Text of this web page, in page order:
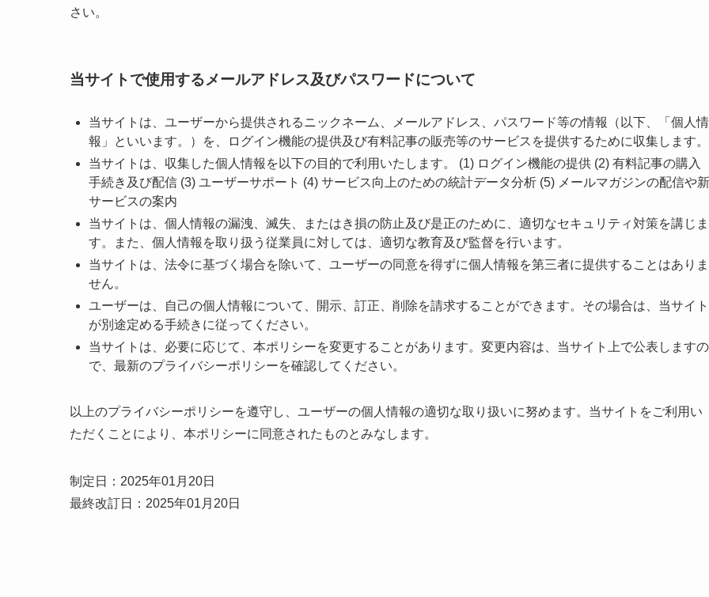
さい。
当サイトで使用するメールアドレス及びパスワードについて
当サイトは、ユーザーから提供されるニックネーム、メールアドレス、パスワード等の情報（以下、「個人情
報」といいます。）を、ログイン機能の提供及び有料記事の販売等のサービスを提供するために収集します。
当サイトは、収集した個人情報を以下の目的で利用いたします。 (1) ログイン機能の提供 (2) 有料記事の購入
手続き及び配信 (3) ユーザーサポート (4) サービス向上のための統計データ分析 (5) メールマガジンの配信や新
サービスの案内
当サイトは、個人情報の漏洩、滅失、またはき損の防止及び是正のために、適切なセキュリティ対策を講じま
す。また、個人情報を取り扱う従業員に対しては、適切な教育及び監督を行います。
当サイトは、法令に基づく場合を除いて、ユーザーの同意を得ずに個人情報を第三者に提供することはありま
せん。
ユーザーは、自己の個人情報について、開示、訂正、削除を請求することができます。その場合は、当サイト
が別途定める手続きに従ってください。
当サイトは、必要に応じて、本ポリシーを変更することがあります。変更内容は、当サイト上で公表しますの
で、最新のプライバシーポリシーを確認してください。
以上のプライバシーポリシーを遵守し、ユーザーの個人情報の適切な取り扱いに努めます。当サイトをご利用い
ただくことにより、本ポリシーに同意されたものとみなします。
制定日：2025年01月20日
最終改訂日：2025年01月20日